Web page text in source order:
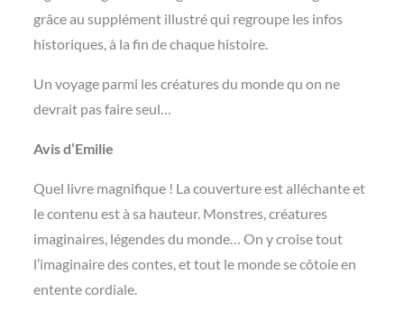
grâce au supplément illustré qui regroupe les infos
historiques, à la fin de chaque histoire.
Un voyage parmi les créatures du monde qu on ne
devrait pas faire seul…
Avis d’Emilie
Quel livre magnifique ! La couverture est alléchante et
le contenu est à sa hauteur. Monstres, créatures
imaginaires, légendes du monde… On y croise tout
l’imaginaire des contes, et tout le monde se côtoie en
entente cordiale.